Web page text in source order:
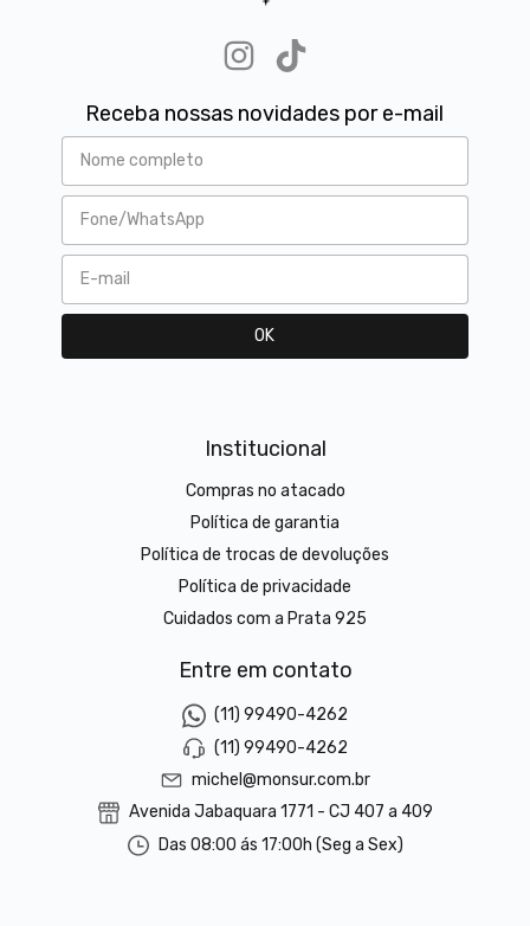
Receba nossas novidades por e-mail
Institucional
Compras no atacado
Política de garantia
Política de trocas de devoluções
Política de privacidade
Cuidados com a Prata 925
Entre em contato
(11) 99490-4262
(11) 99490-4262
michel@monsur.com.br
Avenida Jabaquara 1771 - CJ 407 a 409
Das 08:00 ás 17:00h (Seg a Sex)